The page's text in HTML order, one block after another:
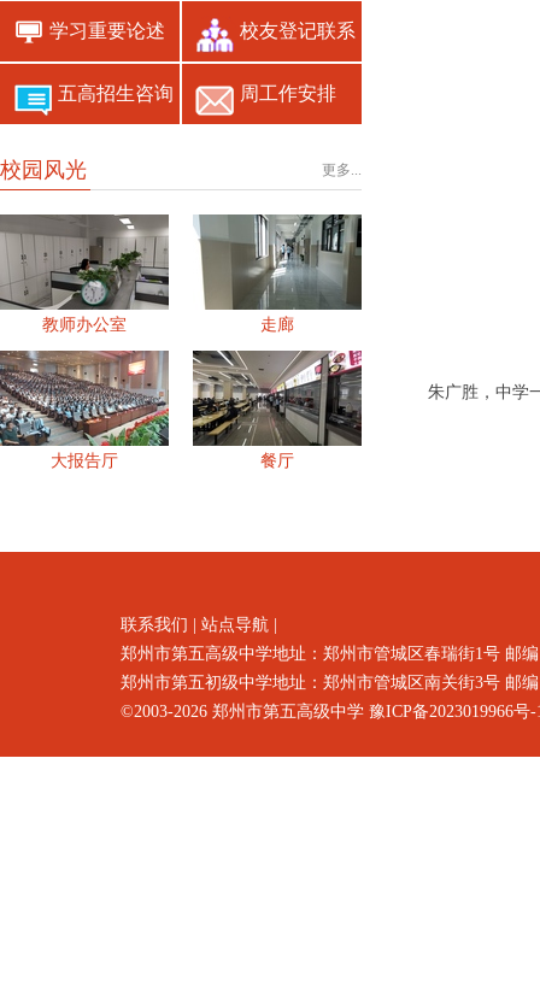
学习重要论述 校友登记联系
五高招生咨询 周工作安排
更多...
校园风光
教师办公室 走廊
大报告厅 餐厅
朱广胜，中学
联系我们 站点导航
郑州市第五高级中学地址：郑州市管城区春瑞街1号 邮
郑州市第五初级中学地址：郑州市管城区南关街3号 邮
©2003-2026 郑州市第五高级中学 豫ICP备2023019966号-